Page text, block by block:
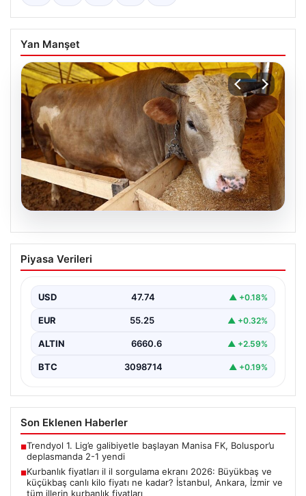
Yan Manşet
07.08.2026
Kurbanlık fiyatları il il sorgulama ekranı
2026: Büyükbaş ve küçükbaş canlı kilo
ve tüm illerin kurbanlık fiyatları
Piyasa Verileri
USD 47.74 ▲ +0.18%
EUR 55.25 ▲ +0.32%
ALTIN 6660.6 ▲ +2.59%
BTC 3098714 ▲ +0.19%
Son Eklenen Haberler
■Trendyol 1. Lig’e galibiyetle başlayan Manisa FK, Boluspor’u
deplasmanda 2-1 yendi
■Kurbanlık fiyatları il il sorgulama ekranı 2026: Büyükbaş ve
küçükbaş canlı kilo fiyatı ne kadar? İstanbul, Ankara, İzmir ve
tüm illerin kurbanlık fiyatları